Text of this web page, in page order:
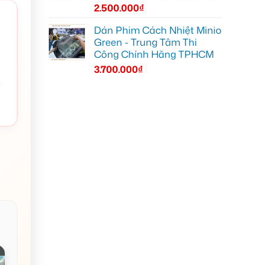
2.500.000₫
Dán Phim Cách Nhiệt Minio
Green - Trung Tâm Thi
Công Chính Hãng TPHCM
3.700.000₫